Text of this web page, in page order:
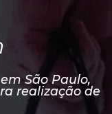
São Paulo,
realização de